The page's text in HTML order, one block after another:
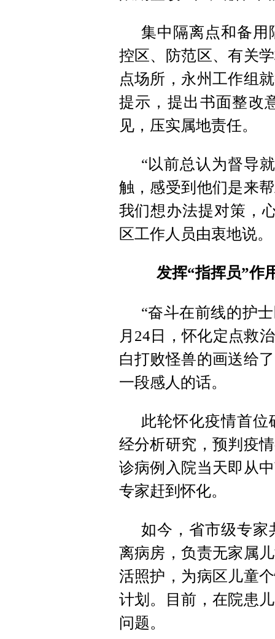
集中隔离点和备用
控区、防范区、有关
点场所，永州工作组
提示，提出书面整改
见，压实属地责任。
“以前总认为督导
触，感受到他们是来
我们想办法提对策，
区工作人员由衷地说。
发挥“指挥员”作
“奋斗在前线的护
月24日，怀化定点救
白打败怪兽的画送给
一段感人的话。
此轮怀化疫情首
经分析研究，预判疫
诊病例入院当天即从
专家赶到怀化。
如今，省市级专家
离病房，负责无家属
活照护，为病区儿童
计划。目前，在院患
问题。